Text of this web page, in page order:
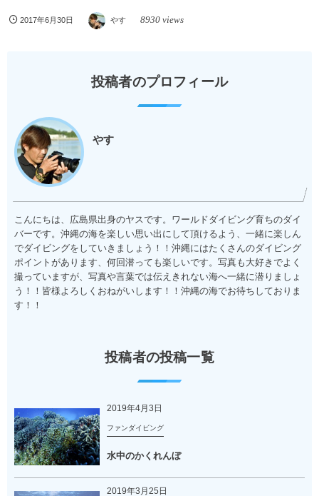
2017年6月30日 やす 8930 views
投稿者のプロフィール
やす
こんにちは、広島県出身のヤスです。ワールドダイビング育ちのダイ
バーです。沖縄の海を楽しい思い出にして頂けるよう、一緒に楽しん
でダイビングをしていきましょう！！沖縄にはたくさんのダイビング
ポイントがあります、何回潜っても楽しいです。写真も大好きでよく
撮っていますが、写真や言葉では伝えきれない海へ一緒に潜りましょ
う！！皆様よろしくおねがいします！！沖縄の海でお待ちしておりま
す！！
投稿者の投稿一覧
2019年4月3日
ファンダイビング
水中のかくれんぼ
2019年3月25日